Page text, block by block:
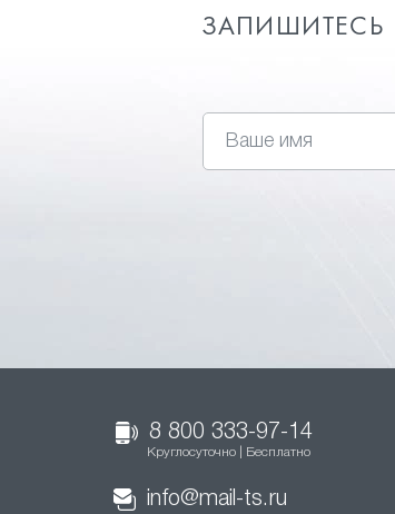
ЗАПИШИТЕСЬ
8 800 333-97-14
Круглосуточно | Бесплатно
info@mail-ts.ru